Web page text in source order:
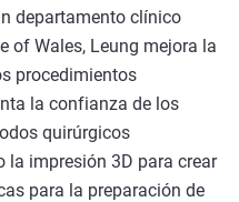
departamento clínico
of Wales, Leung mejora la
procedimientos
la confianza de los
quirúrgicos
la impresión 3D para crear
para la preparación de